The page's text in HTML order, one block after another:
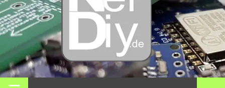
–
3D
Bei nerdiy.de dreht sich alles um Elektronik, Heimwerken, 3D-
Druck, Smart Home und viele andere technische Themen.